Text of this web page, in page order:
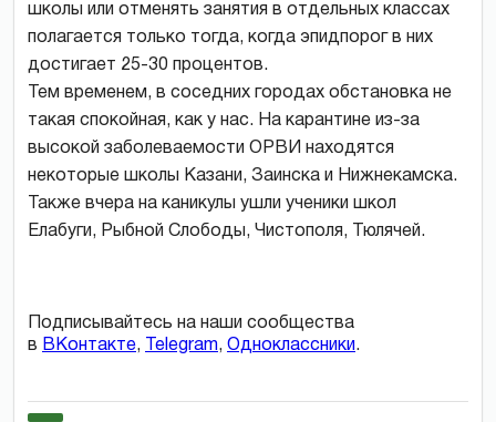
школы или отменять занятия в отдельных классах
полагается только тогда, когда эпидпорог в них
достигает 25-30 процентов.
Тем временем, в соседних городах обстановка не
такая спокойная, как у нас. На карантине из-за
высокой заболеваемости ОРВИ находятся
некоторые школы Казани, Заинска и Нижнекамска.
Также вчера на каникулы ушли ученики школ
Елабуги, Рыбной Слободы, Чистополя, Тюлячей.
Подписывайтесь на наши сообщества
в ВКонтакте, Telegram, Одноклассники.